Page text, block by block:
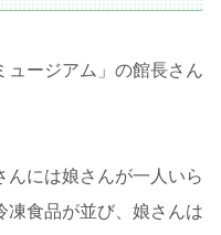
ュージアム」の館長さん
んには娘さんが一人いら
凍食品が並び、娘さんは